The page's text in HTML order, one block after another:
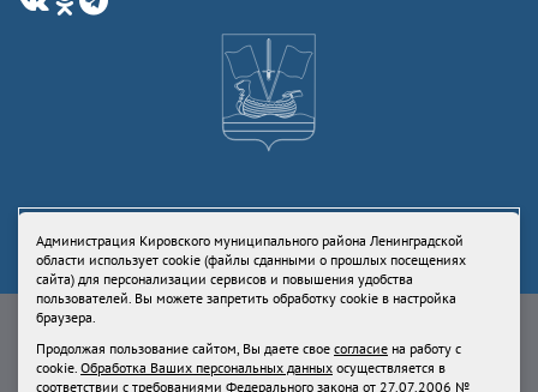
Свидетельство Роскомнадзора ЭЛ № ФС77-73336 от 24 июля 2018
Ленинградской области
Продолжая пользование сайтом, Вы даете своесогласиена работу с
Администрация Кировского муниципального района Ленинградской
области использует cookie (файлы сданными о прошлых посещениях
сайта) для персонализации сервисов и повышения удобства
пользователей. Вы можете запретить обработку cookie в настройка
браузера.
Продолжая пользование сайтом, Вы даете свое согласие на работу с
cookie. Обработка Ваших персональных данных осуществляется в
соответствии с требованиями Федерального закона от 27.07.2006 №